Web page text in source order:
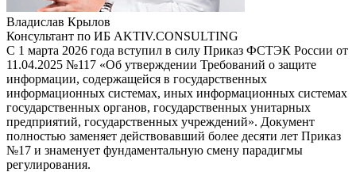
Владислав Крылов
Консультант по ИБ AKTIV.CONSULTING
С 1 марта 2026 года вступил в силу Приказ ФСТЭК России от
11.04.2025 №117 «Об утверждении Требований о защите
информации, содержащейся в государственных
информационных системах, иных информационных системах
государственных органов, государственных унитарных
предприятий, государственных учреждений». Документ
полностью заменяет действовавший более десяти лет Приказ
№17 и знаменует фундаментальную смену парадигмы
регулирования.